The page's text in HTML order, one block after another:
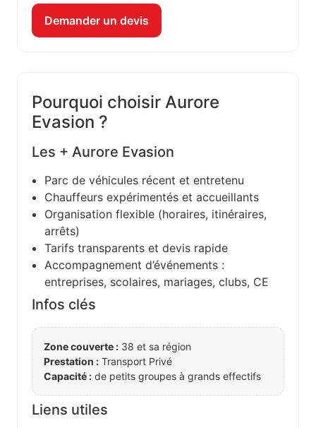
Demander un devis
Pourquoi choisir Aurore
Evasion ?
Les + Aurore Evasion
Parc de véhicules récent et entretenu
Chauffeurs expérimentés et accueillants
Organisation flexible (horaires, itinéraires,
arrêts)
Tarifs transparents et devis rapide
Accompagnement d’événements :
entreprises, scolaires, mariages, clubs, CE
Infos clés
Zone couverte : 38 et sa région
Prestation : Transport Privé
Capacité : de petits groupes à grands effectifs
Liens utiles